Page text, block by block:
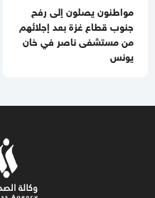
مواطنون يصلون إلى رفح
جنوب قطاع غزة بعد إجلائهم
من مستشفى ناصر في خان
يونس